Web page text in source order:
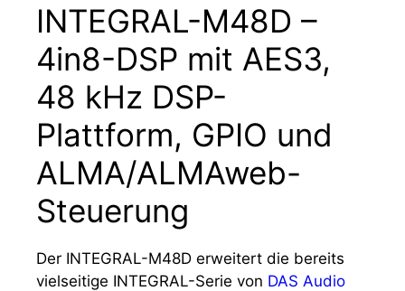
INTEGRAL-M48D –
4in8-DSP mit AES3,
48 kHz DSP-
Plattform, GPIO und
ALMA/ALMAweb-
Steuerung
Der INTEGRAL-M48D erweitert die bereits
vielseitige INTEGRAL-Serie von DAS Audio